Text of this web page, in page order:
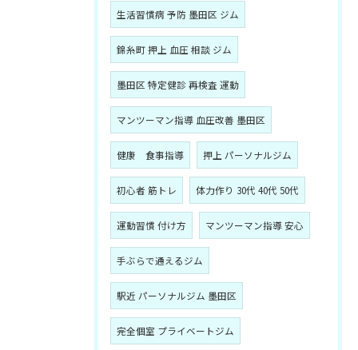
生活習慣病 予防 墨田区 ジム
錦糸町 押上 血圧 相談 ジム
墨田区 特定健診 再検査 運動
マンツーマン指導 血圧改善 墨田区
健康 食事指導 押上 パーソナルジム
初心者 筋トレ 体力作り 30代 40代 50代
運動習慣 付け方 マンツーマン指導 安心
手ぶらで通えるジム
駅近 パーソナルジム 墨田区
完全個室 プライベートジム